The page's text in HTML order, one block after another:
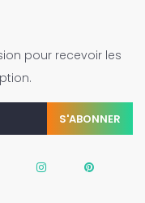
pour recevoir les
S'ABONNER